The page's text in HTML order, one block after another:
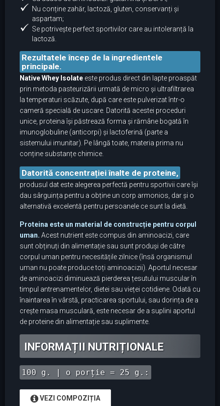
Nu conține zahăr, lactoză, gluten, conservanți și
aspartam;
Se potrivește perfect sportivilor care au intoleranță la
lactoză.
Rezultatele încep de la ingredientele
principale.
Native Whey Isolate este produs direct din lapte proaspăt
prin metoda pasteurizării urmată de micro și ultrafiltrarea
la temperaturi scăzute, după care este pulverizat într-o
cameră specială de uscare. Datorită acestei proceduri
unice, proteina își păstrează forma și rămâne bogată în
imunoglobuline (anticorpi) și lactoferină (parte a
sistemului imunitar). Pe lângă toate, materia prima nu
conține substanțe chimice.
Datorită concentrației înalte de proteine,
produsul dat este alegerea perfectă pentru sportivii care își
dau sârguința pentru a obține un corp armonios, dar și o
alternativă excelentă pentru persoanele ce sunt la dietă.
Proteina este un material de construcție pentru corpul
uman. Acest nutrient este compus din aminoacizi, care
sunt obținuți din alimentație sau sunt produși de către
corpul uman pentru necesitățile zilnice (însă organismul
uman nu poate produce toți aminoacizii). Aportul necesar
de aminoacizi diminuează pierderea țesutului muscular în
timpul antrenamentelor, dietei sau vieței cotidiene. Odată cu
înaintarea în vârstă, practicarea sportului, sau dorința de a
crește masa musculară, este necesar de a suplini aportul
de proteine din alimentație sau suplimente.
INFORMAȚII NUTRIȚIONALE
100 g. | o porție = 25 g.:
VEZI COMPOZIȚIA